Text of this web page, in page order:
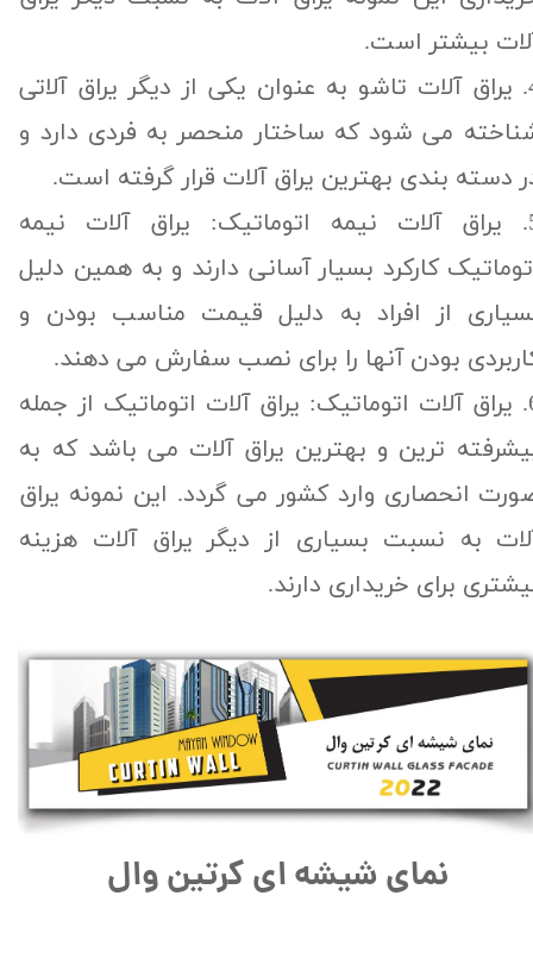
بیشتر است.
4. یراق آلات تاشو به عنوان یکی از دیگر یراق آلاتی
می شود که ساختار منحصر به فردی دارد و
دسته بندی بهترین یراق آلات قرار گرفته است.
5. یراق آلات نیمه اتوماتیک: یراق آلات نیمه
کارکرد بسیار آسانی دارند و به همین دلیل
از افراد به دلیل قیمت مناسب بودن و
بودن آنها را برای نصب سفارش می دهند.
6. یراق آلات اتوماتیک: یراق آلات اتوماتیک از جمله
ترین و بهترین یراق آلات می باشد که به
انحصاری وارد کشور می گردد. این نمونه یراق
به نسبت بسیاری از دیگر یراق آلات هزینه
برای خریداری دارند.
نمای شیشه ای کرتین وال